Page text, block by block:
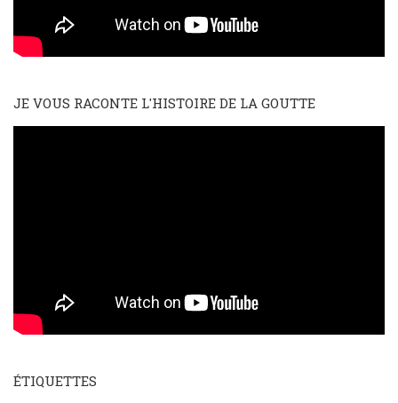
JE VOUS RACONTE L'HISTOIRE DE LA GOUTTE
ÉTIQUETTES